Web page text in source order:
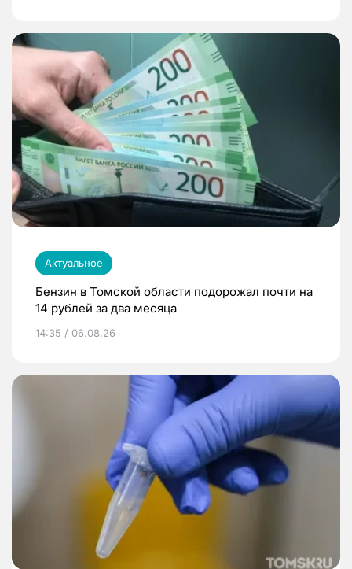
Актуальное
Бензин в Томской области подорожал почти на
14 рублей за два месяца
14:35 / 06.08.26